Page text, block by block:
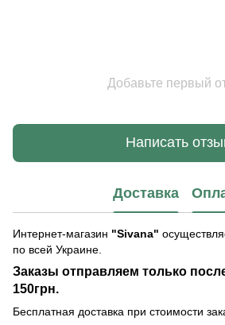
Добавьте первый
Написать
Доставка
Интернет-магазин "Sivana"
по всей Украине.
Заказы отправляем только
150грн.
Бесплатная доставка при стоимости